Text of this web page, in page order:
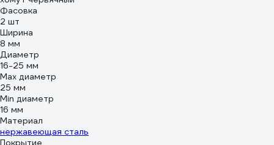
Фасовка
2 шт
Ширина
8 мм
Диаметр
16-25 мм
Max диаметр
25 мм
Min диаметр
16 мм
Материал
нержавеющая сталь
Покрытие